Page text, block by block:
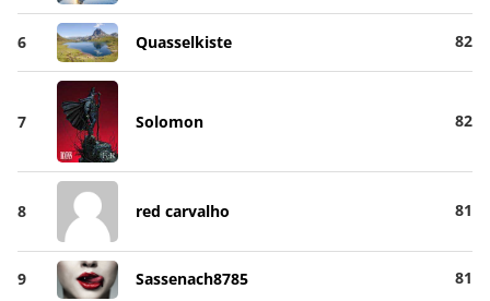
6 Quasselkiste 82
7 Solomon 82
8 red carvalho 81
9 Sassenach8785 81